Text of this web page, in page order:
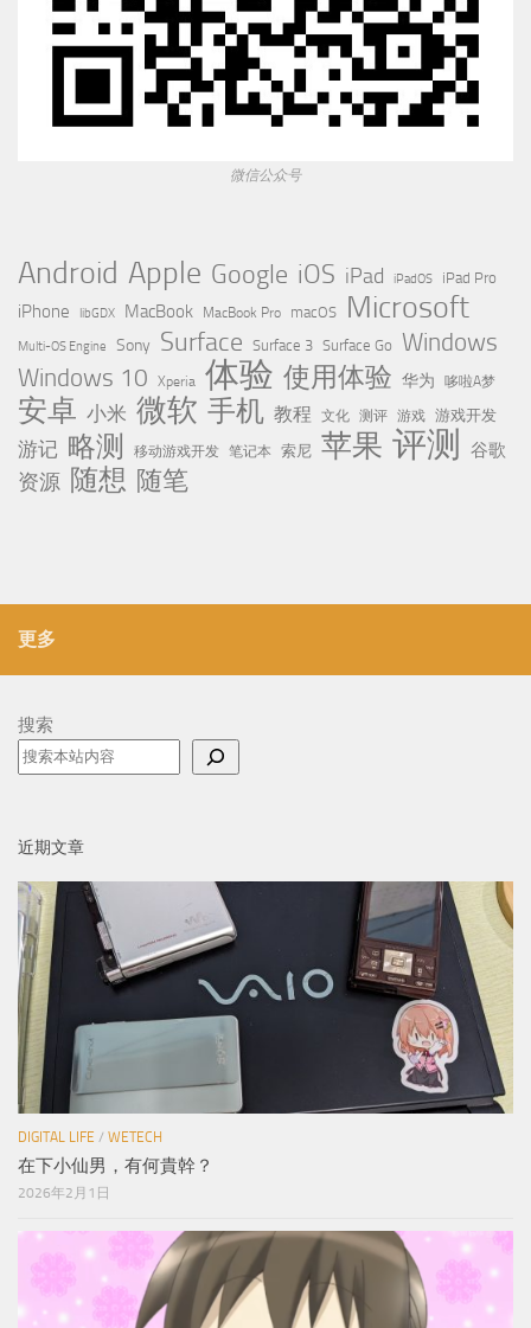
微信公众号
Android Apple Google iOS iPad iPadOS iPad Pro
iPhone libGDX MacBook MacBook Pro macOS Microsoft
Multi-OS Engine Sony Surface Surface 3 Surface Go Windows
Windows 10 Xperia 体验 使用体验 华为 哆啦A梦
安卓 小米 微软 手机 教程 文化 测评 游戏 游戏开发
游记 略测 移动游戏开发 笔记本 索尼 苹果 评测 谷歌
资源 随想 随笔
更多
搜索
近期文章
DIGITAL LIFE / WETECH
在下小仙男，有何貴幹？
2026年2月1日